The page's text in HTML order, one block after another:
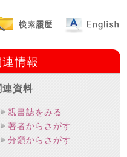
連情報
連資料
親書誌をみる
著者からさがす
分類からさがす